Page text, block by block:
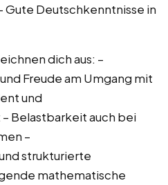
Gute Deutschkenntnisse in
dich aus: –
Freude am Umgang mit
und
Belastbarkeit auch bei
–
strukturierte
mathematische